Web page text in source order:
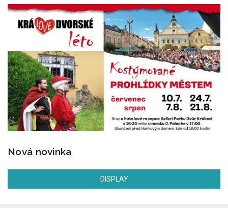
Nová novinka
DISPLAY